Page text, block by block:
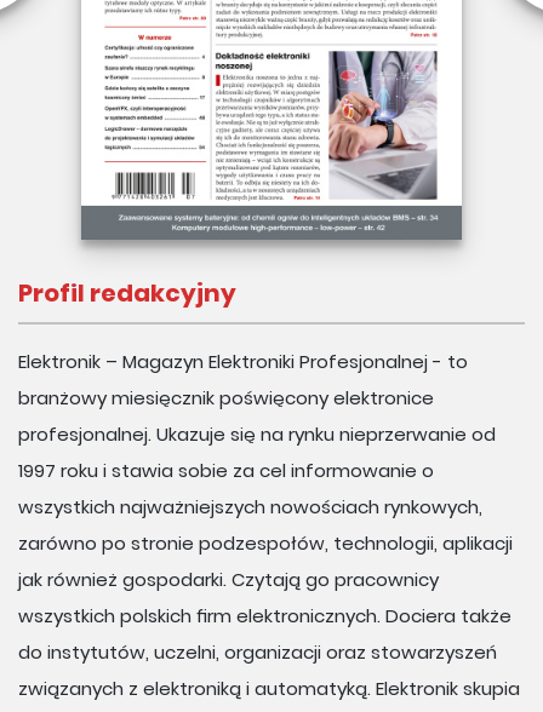
Profil redakcyjny
Elektronik – Magazyn Elektroniki Profesjonalnej - to
branżowy miesięcznik poświęcony elektronice
profesjonalnej. Ukazuje się na rynku nieprzerwanie od
1997 roku i stawia sobie za cel informowanie o
wszystkich najważniejszych nowościach rynkowych,
zarówno po stronie podzespołów, technologii, aplikacji
jak również gospodarki. Czytają go pracownicy
wszystkich polskich ﬁrm elektronicznych. Dociera także
do instytutów, uczelni, organizacji oraz stowarzyszeń
związanych z elektroniką i automatyką. Elektronik skupia